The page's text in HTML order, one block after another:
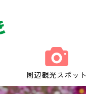
周辺観光スポット